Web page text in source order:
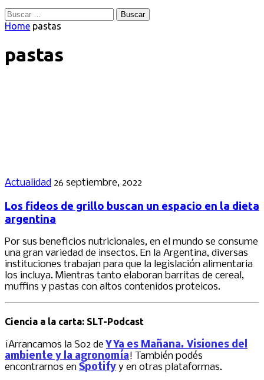
Buscar:
Home pastas
pastas
Actualidad 26 septiembre, 2022
Los fideos de grillo buscan un espacio en la dieta
argentina
Por sus beneficios nutricionales, en el mundo se consume
una gran variedad de insectos. En la Argentina, diversas
instituciones trabajan para que la legislación alimentaria
los incluya. Mientras tanto elaboran barritas de cereal,
muffins y pastas con altos contenidos proteicos.
Ciencia a la carta: SLT-Podcast
¡Arrancamos la S02 deY Ya es Mañana. Visiones del
ambiente y la agronomía! También podés
encontrarnos en Spotify y en otras plataformas.